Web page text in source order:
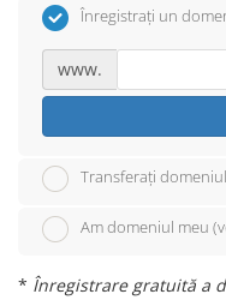
Înregistrați un
www.
Transferați
Am domeniul meu
* Înregistrare gratuită a